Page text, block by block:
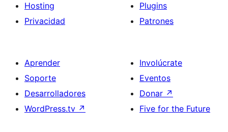
Hosting
Privacidad
Plugins
Patrones
Aprender
Soporte
Desarrolladores
WordPress.tv ↗
Involúcrate
Eventos
Donar ↗
Five for the Future